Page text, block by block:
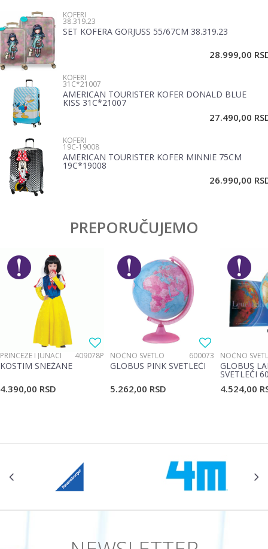
Brend
Email
Poruka
KOFERI
38.319.23
SET KOFERA GORJUSS 55/67CM 38.319.23
28.999,00
KOFERI
31C*21007
AMERICAN TOURISTER KOFER DONALD BLUE
KISS 31C*21007
27.490,00
KOFERI
19C-19008
AMERICAN TOURISTER KOFER MINNIE 75CM
19C*19008
26.990,00
PREPORUČUJEMO
PRINCEZE I JUNACI 409078P
KOSTIM SNEŽANE
4.390,00 RSD
NOĆNO SVETLO 600073
GLOBUS PINK SVETLEĆI
5.262,00 RSD
NOĆNO
GLOBUS
SVETLEĆI
4.524,00